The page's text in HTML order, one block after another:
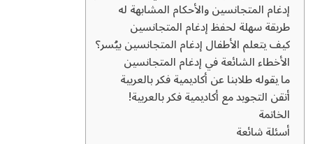
إدغام المتجانسين والأحكام المشابهة له
طريقة سهلة لحفظ إدغام المتجانسين
كيف يتعلم الأطفال إدغام المتجانسين بيُسر؟
الأخطاء الشائعة في إدغام المتجانسين
ما يقوله طلابنا عن أكاديمية فكر بالعربية
أتقن التجويد مع أكاديمية فكر بالعربية!
الخاتمة
أسئلة شائعة